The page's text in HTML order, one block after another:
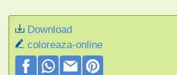
Download
coloreaza-online